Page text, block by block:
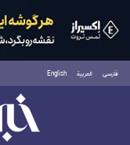
فارسی العربية English
یکشنبه ۱۸ مرداد